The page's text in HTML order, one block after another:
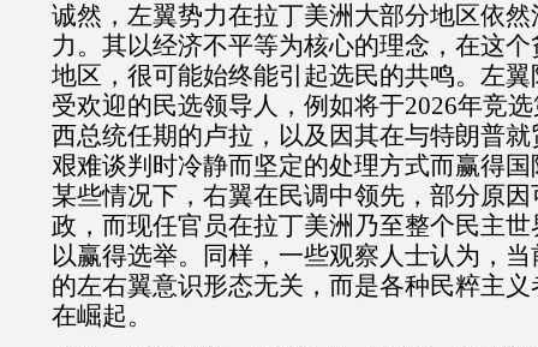
诚然，左翼势力在拉丁美洲大部分地区依
力。其以经济不平等为核心的理念，在这
地区，很可能始终能引起选民的共鸣。左
受欢迎的民选领导人，例如将于2026年竞
西总统任期的卢拉，以及因其在与特朗普
艰难谈判时冷静而坚定的处理方式而赢得
某些情况下，右翼在民调中领先，部分原
政，而现任官员在拉丁美洲乃至整个民主
以赢得选举。同样，一些观察人士认为，
的左右翼意识形态无关，而是各种民粹主
在崛起。